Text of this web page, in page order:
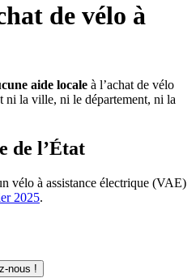
de vélo à
aide locale à l’achat de vélo
ni la ville, ni le département, ni la
de l’État
vélo à assistance électrique (VAE)
2025.
nous !